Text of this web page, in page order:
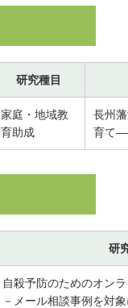
研究種目
家庭・地域教
育助成
長州
育て
研
自殺予防のためのオン
－メール相談事例を対